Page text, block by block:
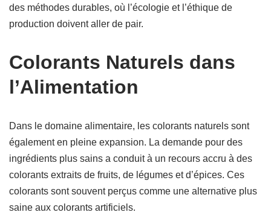
des méthodes durables, où l’écologie et l’éthique de
production doivent aller de pair.
Colorants Naturels dans
l’Alimentation
Dans le domaine alimentaire, les colorants naturels sont
également en pleine expansion. La demande pour des
ingrédients plus sains a conduit à un recours accru à des
colorants extraits de fruits, de légumes et d’épices. Ces
colorants sont souvent perçus comme une alternative plus
saine aux colorants artificiels.